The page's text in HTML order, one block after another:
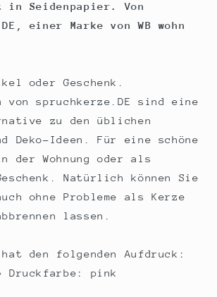
mit
Spruch,
70
in Seidenpapier. Von
einer Marke von WB wohn
oder Geschenk.
von spruchkerze.DE sind eine
zu den üblichen
Deko-Ideen. Für eine schöne
der Wohnung oder als
Natürlich können Sie
ohne Probleme als Kerze
lassen.
den folgenden Aufdruck:
~ Druckfarbe: pink